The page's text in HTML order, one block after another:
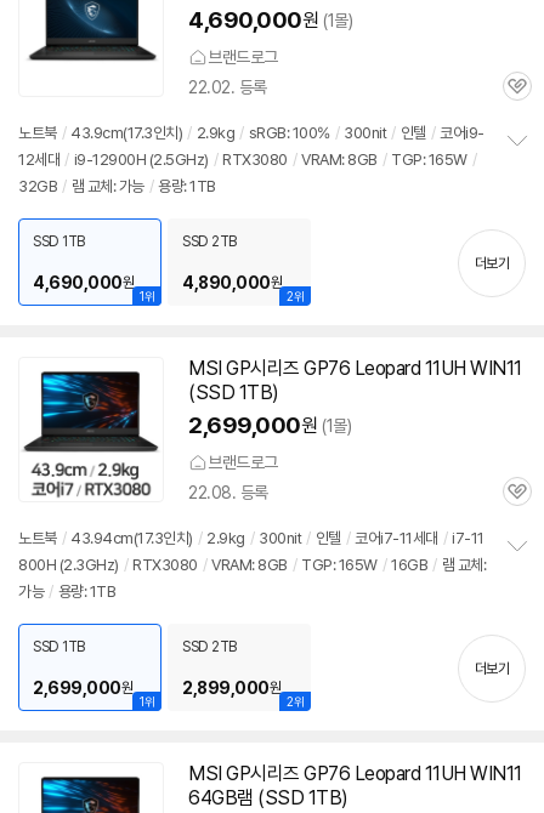
4,690,000원 (1몰)
브랜드로그
22.02. 등록
관
노트북 / 43.9cm(17.3인치) / 2.9kg / sRGB: 100% / 300nit / 인텔 / 코어i9-
12세대 / i9-12900H (2.5GHz) / RTX3080 / VRAM: 8GB / TGP: 165W /
32GB / 램 교체: 가능 / 용량: 1TB
기
1위
SSD 1TB
4,690,000원
2위
SSD 2TB
4,890,000원
더보기
MSI GP시리즈 GP76 Leopard 11UH WIN11
(SSD 1TB)
2,699,000원 (1몰)
브랜드로그
22.08. 등록
관
노트북 / 43.94cm(17.3인치) / 2.9kg / 300nit / 인텔 / 코어i7-11세대 / i7-11
800H (2.3GHz) / RTX3080 / VRAM: 8GB / TGP: 165W / 16GB / 램 교체:
가능 / 용량: 1TB
기
1위
SSD 1TB
2,699,000원
2위
SSD 2TB
2,899,000원
더보기
MSI GP시리즈 GP76 Leopard 11UH WIN11
64GB램 (SSD 1TB)